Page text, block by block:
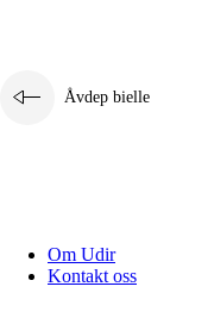
Åvdep bielle
Om Udir
Kontakt oss